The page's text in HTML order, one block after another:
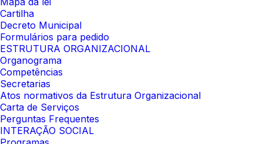
Cartilha
Decreto Municipal
Formulários para pedido
ESTRUTURA ORGANIZACIONAL
Organograma
Competências
Secretarias
Atos normativos da Estrutura Organizacional
Carta de Serviços
Perguntas Frequentes
INTERAÇÃO SOCIAL